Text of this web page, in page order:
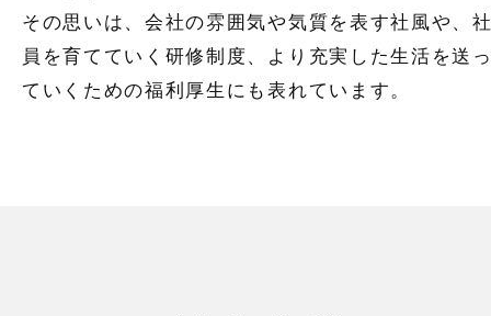
その思いは、会社の雰囲気や気質を表す社風や、
員を育てていく研修制度、 より充実した生活を送
ていくための福利厚生にも表れています。